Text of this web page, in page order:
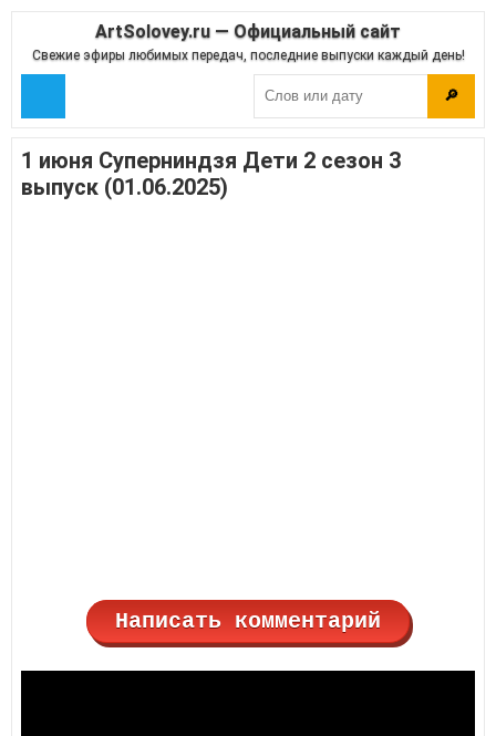
ArtSolovey.ru — Официальный сайт
Свежие эфиры любимых передач, последние выпуски каждый день!
🔎
1 июня Суперниндзя Дети 2 сезон 3
выпуск (01.06.2025)
Написать комментарий